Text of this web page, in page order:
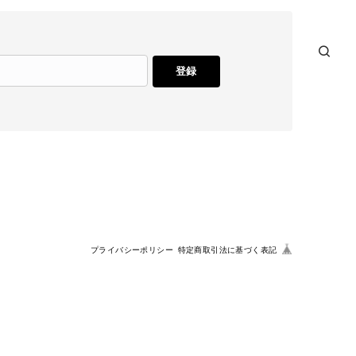
登録
プライバシーポリシー 特定商取引法に基づく表記